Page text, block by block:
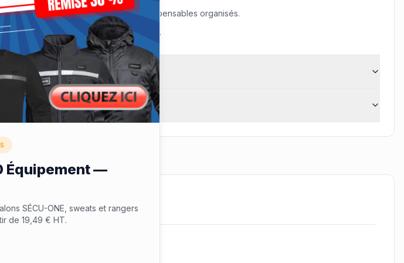
vous assurent de garder vos indispensables organisés.
ou tout autre accessoire nécessaire.
Équipement —
SÉCU-ONE, sweats et rangers
de 19,49 € HT.